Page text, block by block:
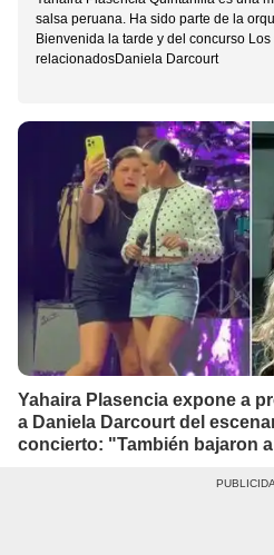
salsa peruana. Ha sido parte de la
Bienvenida la tarde y del concurso
relacionadosDaniela Darcourt
Yahaira Plasencia expone a
a Daniela Darcourt del
concierto: "También bajaron